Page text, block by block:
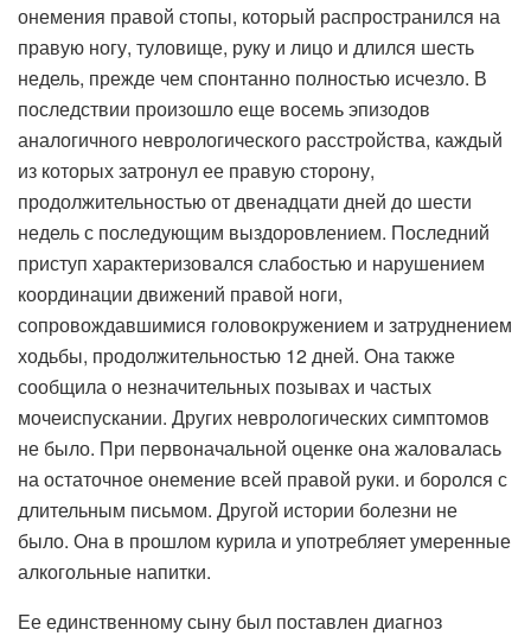
онемения правой стопы, который распространился на
правую ногу, туловище, руку и лицо и длился шесть
недель, прежде чем спонтанно полностью исчезло. В
последствии произошло еще восемь эпизодов
аналогичного неврологического расстройства, каждый
из которых затронул ее правую сторону,
продолжительностью от двенадцати дней до шести
недель с последующим выздоровлением. Последний
приступ характеризовался слабостью и нарушением
координации движений правой ноги,
сопровождавшимися головокружением и затруднением
ходьбы, продолжительностью 12 дней. Она также
сообщила о незначительных позывах и частых
мочеиспускании. Других неврологических симптомов
не было. При первоначальной оценке она жаловалась
на остаточное онемение всей правой руки. и боролся с
длительным письмом. Другой истории болезни не
было. Она в прошлом курила и употребляет умеренные
алкогольные напитки.
Ее единственному сыну был поставлен диагноз